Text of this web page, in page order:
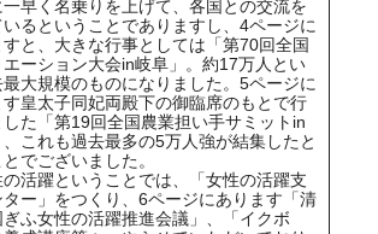
一早く名乗りを上げて、各国との交流を
るということでありますし、4ページに
すと、大きな行事としては「第70回全国
エーション大会in岐阜」。約17万人とい
最大規模のものになりました。5ページに
皇太子同妃両殿下の御臨席のもとで行
た「第19回全国農業担い手サミットin
、これも過去最多の5万人強が結集したと
でございました。
活躍ということでは、「女性の活躍支
ー」をつくり、6ページにあります「清
ふ女性の活躍推進会議」、「イクボ